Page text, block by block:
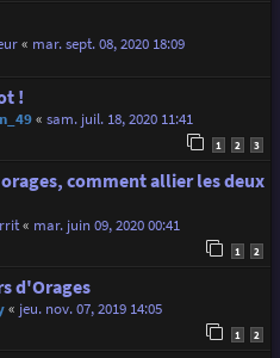
« mar. sept. 08, 2020 18:09
!
« sam. juil. 18, 2020 11:41
1 2 3
comment allier les deux
« mar. juin 09, 2020 00:41
1 2
d'Orages
« jeu. nov. 07, 2019 14:05
1 2